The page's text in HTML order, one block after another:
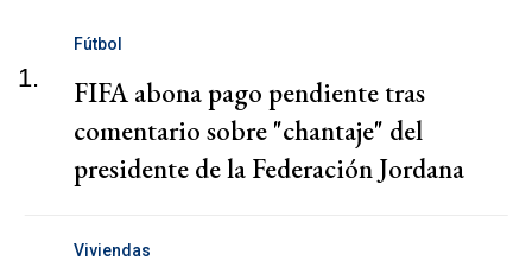
1.
Fútbol
FIFA abona pago pendiente tras
comentario sobre "chantaje" del
presidente de la Federación Jordana
Viviendas